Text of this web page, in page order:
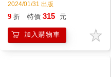
2024/01/31 出版
9 折 特價 315 元
加入購物車